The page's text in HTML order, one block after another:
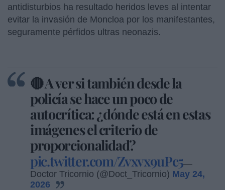
antidisturbios ha resultado heridos leves al intentar
evitar la invasión de Moncloa por los manifestantes,
seguramente pérfidos ultras neonazis.
🔴 A ver si también desde la
policía se hace un poco de
autocrítica: ¿dónde está en estas
imágenes el criterio de
proporcionalidad?
pic.twitter.com/Zvxvx9uPc5—
Doctor Tricornio (@Doct_Tricornio) May 24,
2026